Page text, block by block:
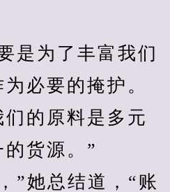
为了丰富我们
必要的掩护。
的原料是多元
货源。”
她总结道，“账